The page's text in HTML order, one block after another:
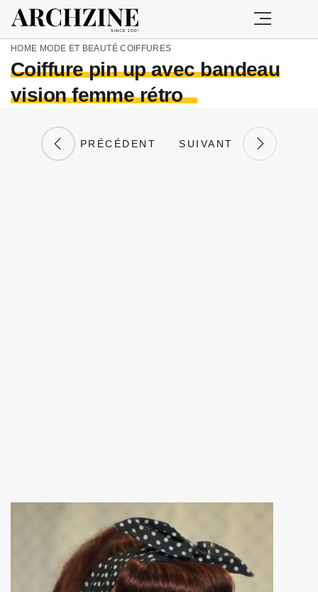
HOME MODE ET BEAUTÉ COIFFURES
Coiffure pin up avec bandeau
vision femme rétro
PRÉCÉDENT SUIVANT